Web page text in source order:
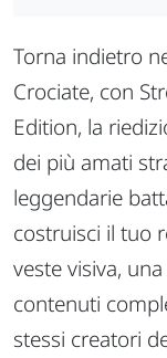
Torna indietro
Crociate, con
Edition, la
dei più amati
leggendarie
costruisci il tuo
veste visiva,
contenuti
stessi creatori